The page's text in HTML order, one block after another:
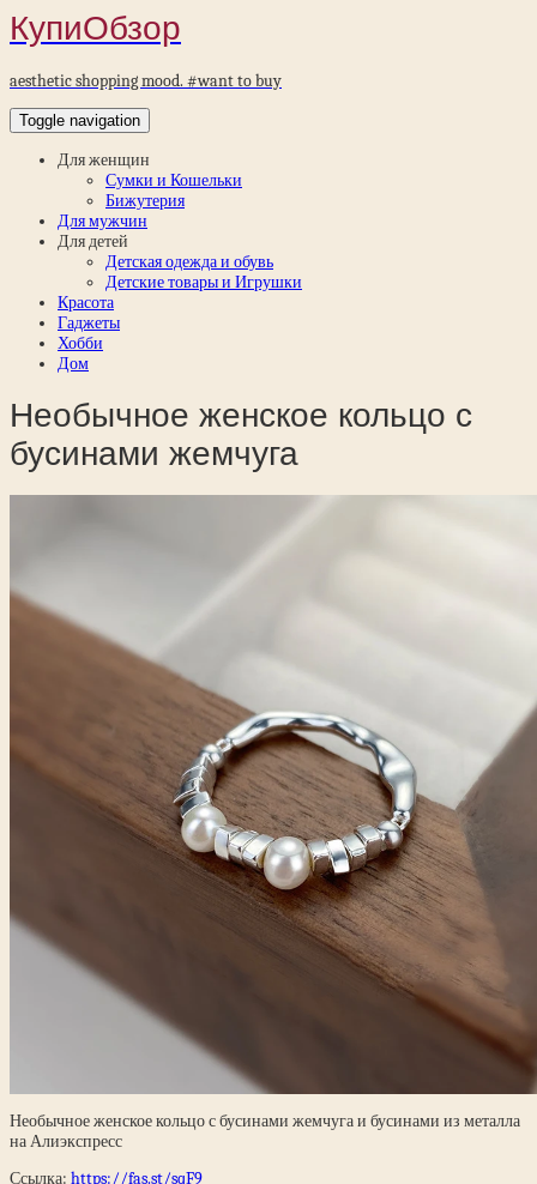
КупиОбзор
aesthetic shopping mood. #want to buy
Toggle navigation
Для женщин
Сумки и Кошельки
Бижутерия
Для мужчин
Для детей
Детская одежда и обувь
Детские товары и Игрушки
Красота
Гаджеты
Хобби
Дом
Необычное женское кольцо с
бусинами жемчуга
Необычное женское кольцо с бусинами жемчуга и бусинами из металла
на Алиэкспресс
Ссылка: https://fas.st/sqF9_